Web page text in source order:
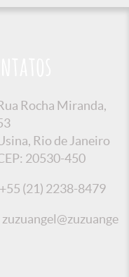
Rocha Miranda,
Rio de Janeiro
20530-450
+55 (21) 2238-8479